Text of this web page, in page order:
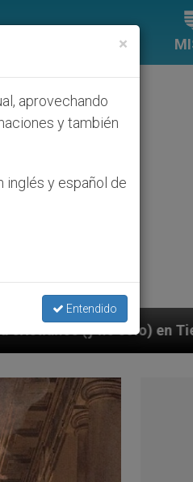
Santa
×
aprovechando
y también
y español de
Entendido